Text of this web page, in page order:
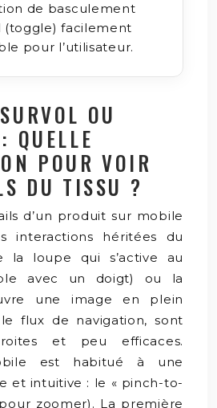
de basculement
(toggle) facilement
pour l’utilisateur.
OU
QUELLE
POUR VOIR
DU TISSU ?
d’un produit sur mobile
interactions héritées du
la loupe qui s’active au
avec un doigt) ou la
une image en plein
flux de navigation, sont
et peu efficaces.
est habitué à une
et intuitive : le « pinch-to-
zoomer). La première